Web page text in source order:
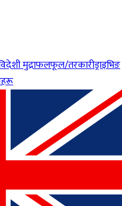
मुद्राफलफूल/तरकारीड्राइभिङ